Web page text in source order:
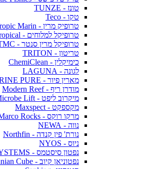
טונז - TUNZE
טקו - Teco
טרופיק מרין - Tropic Marin
טרופיקל למלוחים - Tropical
טרופיקל מרין סנטר - TMC
טריטון - TRITON
כימיקלין - ChemiClean
לגונה - LAGUNA
מארין פיור - MARINE PURE
מודרן ריף - Modern Reef
מיקרוב ליפט - Microbe Lift
מקספקט - Maxspect
מרקו רוקס - Marco Rocks
נווה - NEWA
נורת' פין קנדה - Northfin
ניוס - NYOS
נפטון סיסטמס - NEPTUNE SYSTEMS
נפטוניאן קיוב - Neptunian Cube